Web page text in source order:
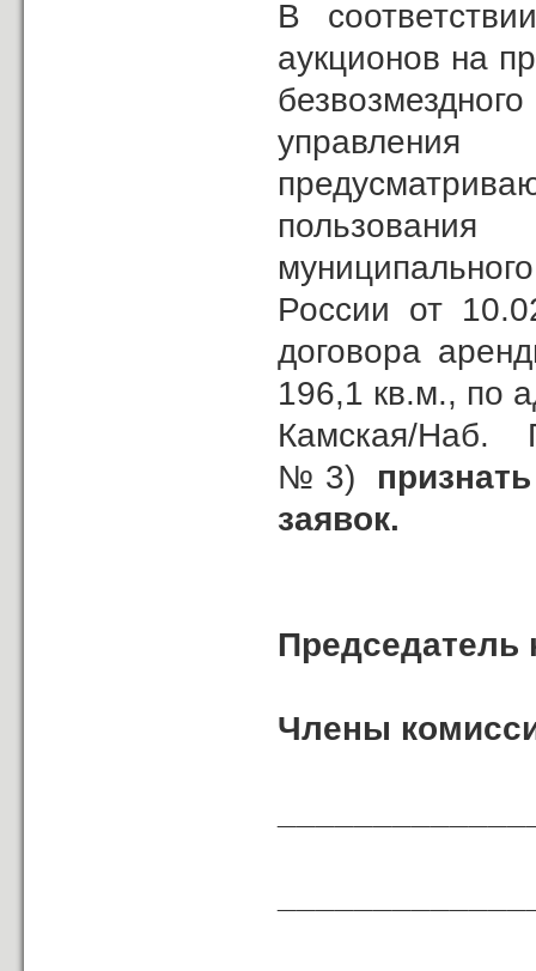
В
аукционов на
России от
договора
196,1 кв.м., по
Камская/Наб.
№3)
заявок.
Члены